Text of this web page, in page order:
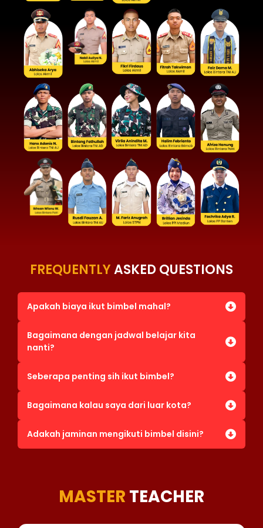
FREQUENTLYASKED QUESTIONS
Apakah biaya ikut bimbel mahal?
Bagaimana dengan jadwal belajar kita
nanti?
Seberapa penting sih ikut bimbel?
Bagaimana kalau saya dari luar kota?
Adakah jaminan mengikuti bimbel disini?
MASTER TEACHER